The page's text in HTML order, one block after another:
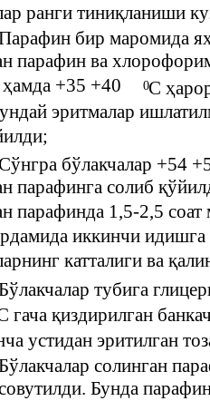
ранги тиниқланиши
бир маромида
парафин ва
+35 +40
0С
эритмалар
бўлакчалар +54
парафинга солиб
парафинда 1,5-2,5
иккинчи
катталиги ва
тубига
гача қиздирилган
устидан эритилган
солинган
Бунда